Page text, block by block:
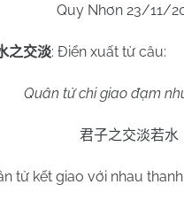
Quy Nhơn 23/11/
之交淡: Điển xuất từ câu:
Quân tử chi giao đạm
君子之交淡若水
tử kết giao với nhau